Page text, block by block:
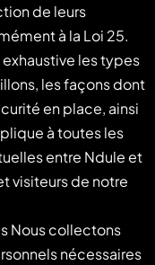
de leurs
à la Loi 25.
les types
les façons dont
en place, ainsi
à toutes les
entre Ndule et
visiteurs de notre
Nous collectons
nécessaires